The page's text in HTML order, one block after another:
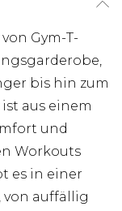
Gym-T-
bis hin zum
aus einem
und
Workouts
es in einer
von auffällig